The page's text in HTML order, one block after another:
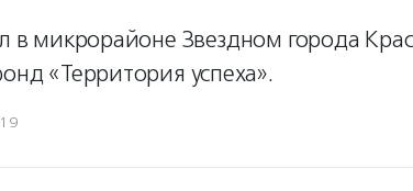
в микрорайоне Звездном города
«Территория успеха».